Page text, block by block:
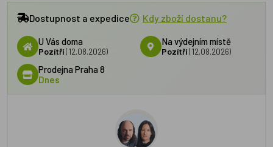
Dostupnost a expedice Kdy zboží dostanu?
U Vás doma
Pozítří(12.08.2026)
Na výdejním místě
Pozítří (12.08.2026)
Prodejna Praha 8
Dnes